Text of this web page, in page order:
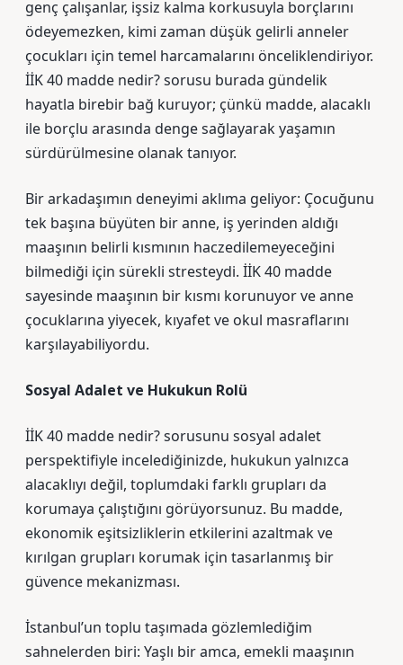
genç çalışanlar, işsiz kalma korkusuyla borçlarını
ödeyemezken, kimi zaman düşük gelirli anneler
çocukları için temel harcamalarını önceliklendiriyor.
İİK 40 madde nedir? sorusu burada gündelik
hayatla birebir bağ kuruyor; çünkü madde, alacaklı
ile borçlu arasında denge sağlayarak yaşamın
sürdürülmesine olanak tanıyor.
Bir arkadaşımın deneyimi aklıma geliyor: Çocuğunu
tek başına büyüten bir anne, iş yerinden aldığı
maaşının belirli kısmının haczedilemeyeceğini
bilmediği için sürekli stresteydi. İİK 40 madde
sayesinde maaşının bir kısmı korunuyor ve anne
çocuklarına yiyecek, kıyafet ve okul masraflarını
karşılayabiliyordu.
Sosyal Adalet ve Hukukun Rolü
İİK 40 madde nedir? sorusunu sosyal adalet
perspektifiyle incelediğinizde, hukukun yalnızca
alacaklıyı değil, toplumdaki farklı grupları da
korumaya çalıştığını görüyorsunuz. Bu madde,
ekonomik eşitsizliklerin etkilerini azaltmak ve
kırılgan grupları korumak için tasarlanmış bir
güvence mekanizması.
İstanbul’un toplu taşımada gözlemlediğim
sahnelerden biri: Yaşlı bir amca, emekli maaşının